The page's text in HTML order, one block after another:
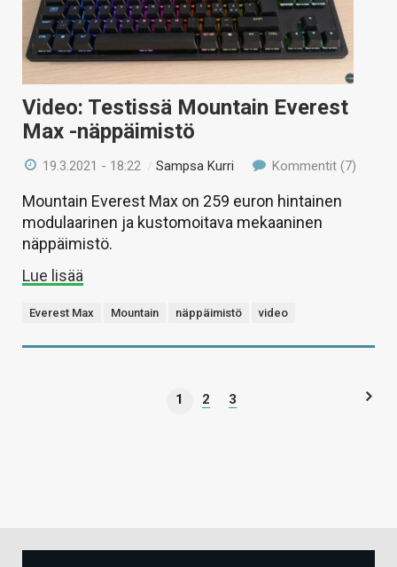
Video: Testissä Mountain Everest
Max -näppäimistö
19.3.2021 - 18:22 /Sampsa Kurri Kommentit (7)
Mountain Everest Max on 259 euron hintainen
modulaarinen ja kustomoitava mekaaninen
näppäimistö.
Lue lisää
Everest Max Mountain näppäimistö video
1 2 3